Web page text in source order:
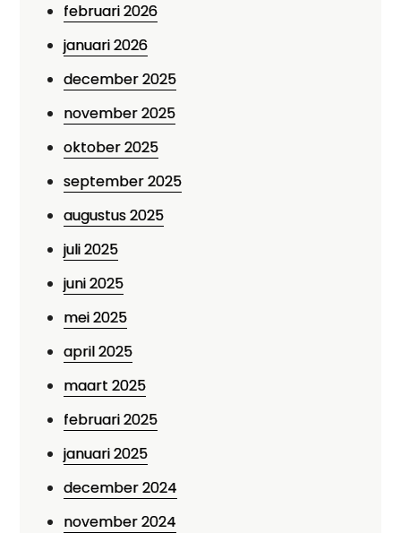
februari 2026
januari 2026
december 2025
november 2025
oktober 2025
september 2025
augustus 2025
juli 2025
juni 2025
mei 2025
april 2025
maart 2025
februari 2025
januari 2025
december 2024
november 2024